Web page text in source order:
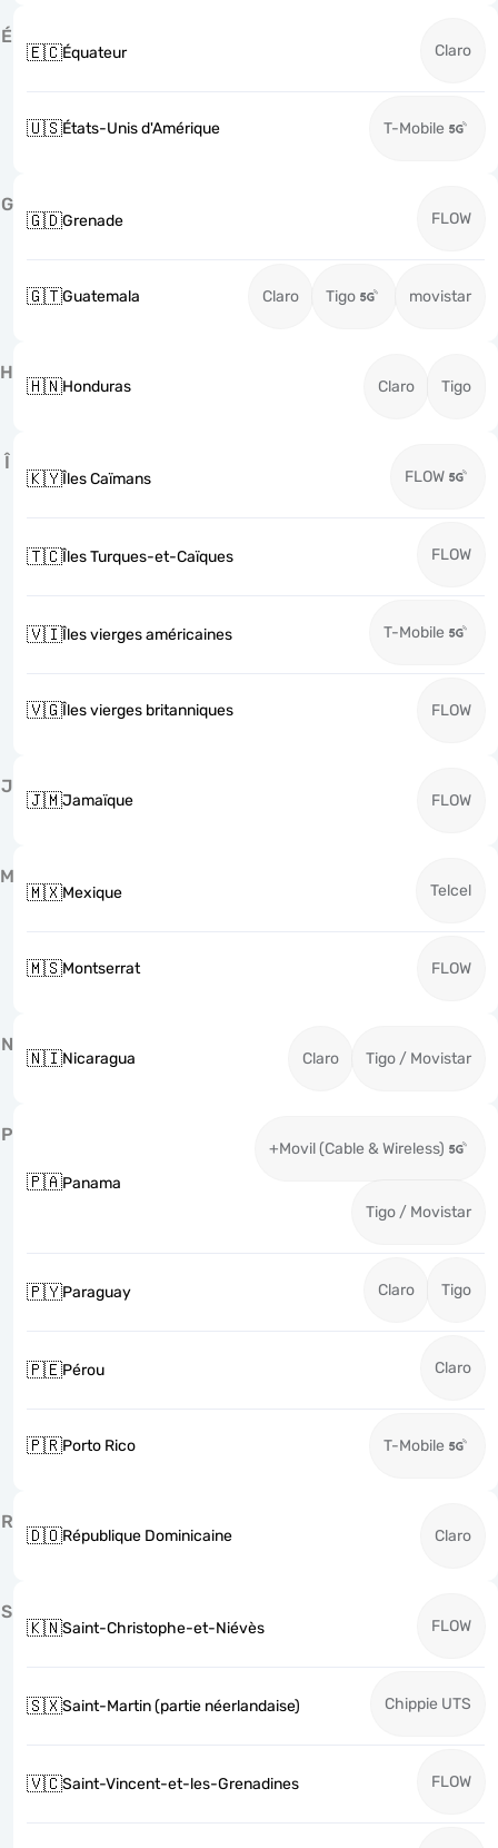
É
🇪🇨Équateur Claro
🇺🇸États-Unis d'Amérique T-Mobile
G
🇬🇩Grenade FLOW
🇬🇹Guatemala Claro Tigo movistar
H
🇭🇳Honduras Claro Tigo
Î
🇰🇾Îles Caïmans FLOW
🇹🇨Îles Turques-et-Caïques FLOW
🇻🇮Îles vierges américaines T-Mobile
🇻🇬Îles vierges britanniques FLOW
J
🇯🇲Jamaïque FLOW
M
🇲🇽Mexique Telcel
🇲🇸Montserrat FLOW
N
🇳🇮Nicaragua Claro Tigo / Movistar
P
🇵🇦Panama
+Movil (Cable & Wireless)
Tigo / Movistar
🇵🇾Paraguay Claro Tigo
🇵🇪Pérou Claro
🇵🇷Porto Rico T-Mobile
R
🇩🇴République Dominicaine Claro
S
🇰🇳Saint-Christophe-et-Niévès FLOW
🇸🇽Saint-Martin (partie néerlandaise) Chippie UTS
🇻🇨Saint-Vincent-et-les-Grenadines FLOW